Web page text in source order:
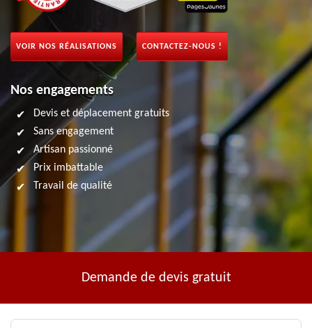
VOIR NOS RÉALISATIONS CONTACTEZ-NOUS !
Nos engagements
Devis et déplacement gratuits
Sans engagement
Artisan passionné
Prix imbattable
Travail de qualité
Demande de devis gratuit